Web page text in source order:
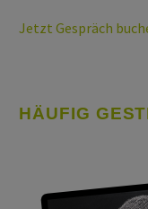
Jetzt Gespräch
HÄUFIG